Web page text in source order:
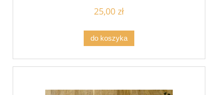
25,00 zł
do koszyka